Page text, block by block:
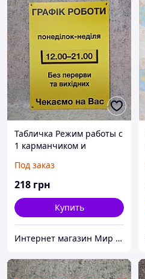
Табличка Режим работы с
1 карманчиком и
Под заказ
218 грн
Купить
Интернет магазин Мир стендов. Товары из Украины